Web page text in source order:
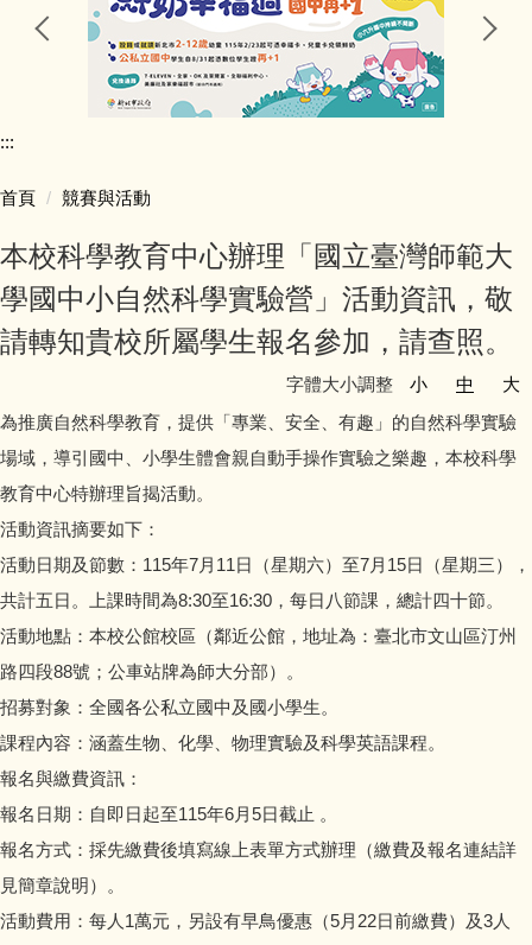
小一新生專區
行政團隊介紹
學校行事簡曆
學校簡介
公開授課專區
公職人員利益迴避專區
會計資訊公開
校園填報
:::
首頁 競賽與活動
本校科學教育中心辦理「國立臺灣師範大
學國中小自然科學實驗營」活動資訊，敬
請轉知貴校所屬學生報名參加，請查照。
字體大小調整 小 中
大
為推廣自然科學教育，提供「專業、安全、有趣」的自然科學實驗
場域，導引國中、小學生體會親自動手操作實驗之樂趣，本校科學
教育中心特辦理旨揭活動。
活動資訊摘要如下：
活動日期及節數：115年7月11日（星期六）至7月15日（星期三），
共計五日。上課時間為8:30至16:30，每日八節課，總計四十節。
活動地點：本校公館校區（鄰近公館，地址為：臺北市文山區汀州
路四段88號；公車站牌為師大分部）。
招募對象：全國各公私立國中及國小學生。
課程內容：涵蓋生物、化學、物理實驗及科學英語課程。
報名與繳費資訊：
報名日期：自即日起至115年6月5日截止 。
報名方式：採先繳費後填寫線上表單方式辦理（繳費及報名連結詳
見簡章說明）。
活動費用：每人1萬元，另設有早鳥優惠（5月22日前繳費）及3人